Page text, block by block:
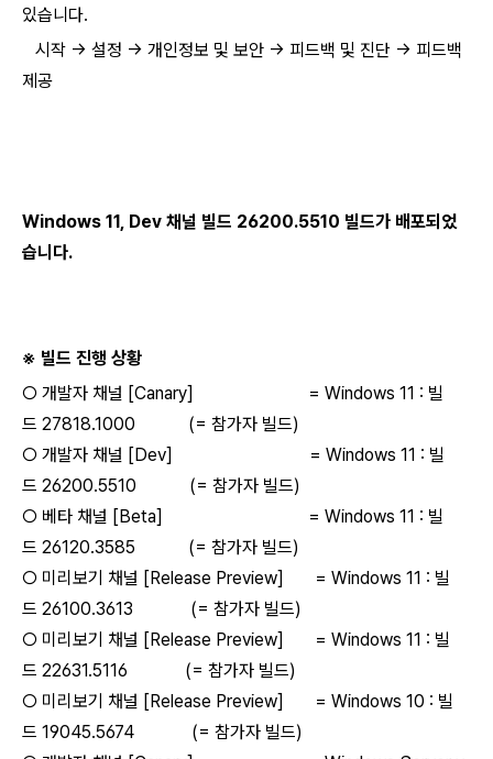
있습니다.
시작 → 설정 → 개인정보 및 보안 → 피드백 및 진단 → 피드백
제공
Windows 11, Dev 채널 빌드 26200.5510 빌드가 배포되었
습니다.
※ 빌드 진행 상황
○ 개발자 채널 [Canary] = Windows 11 : 빌
드 27818.1000 (= 참가자 빌드)
○ 개발자 채널 [Dev] = Windows 11 : 빌
드 26200.5510 (= 참가자 빌드)
○ 베타 채널 [Beta] = Windows 11 : 빌
드 26120.3585 (= 참가자 빌드)
○ 미리보기 채널 [Release Preview] = Windows 11 : 빌
드 26100.3613 (= 참가자 빌드)
○ 미리보기 채널 [Release Preview] = Windows 11 : 빌
드 22631.5116 (= 참가자 빌드)
○ 미리보기 채널 [Release Preview] = Windows 10 : 빌
드 19045.5674 (= 참가자 빌드)